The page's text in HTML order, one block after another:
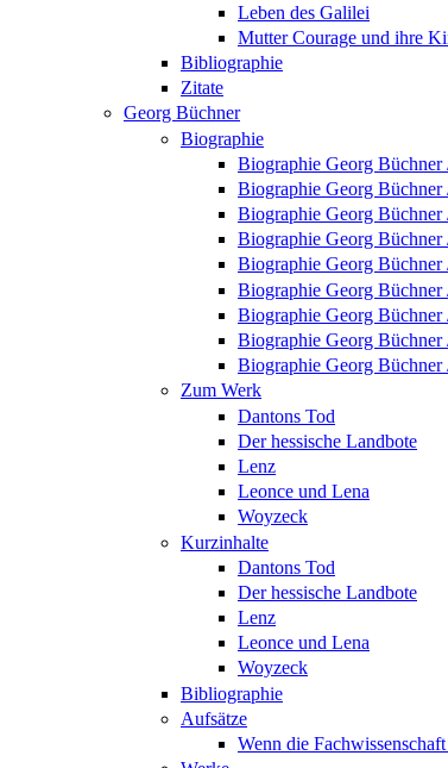
Leben des Galilei
Mutter Courage und ihre
Bibliographie
Zitate
Georg Büchner
Biographie
Biographie Georg Büchner
Biographie Georg Büchner
Biographie Georg Büchner
Biographie Georg Büchner
Biographie Georg Büchner
Biographie Georg Büchner
Biographie Georg Büchner
Biographie Georg Büchner
Biographie Georg Büchner
Zum Werk
Dantons Tod
Der hessische Landbote
Lenz
Leonce und Lena
Woyzeck
Kurzinhalte
Dantons Tod
Der hessische Landbote
Lenz
Leonce und Lena
Woyzeck
Bibliographie
Aufsätze
Wenn die